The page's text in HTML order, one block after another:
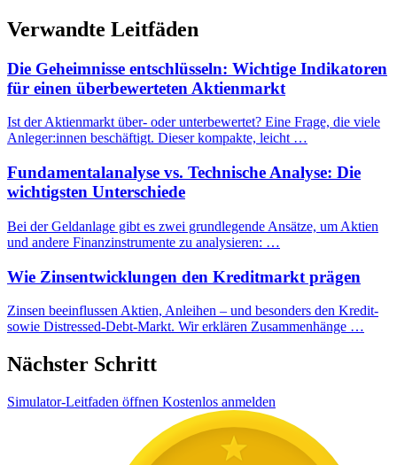
Verwandte Leitfäden
Die Geheimnisse entschlüsseln: Wichtige Indikatoren
für einen überbewerteten Aktienmarkt
Ist der Aktienmarkt über- oder unterbewertet? Eine Frage, die viele
Anleger:innen beschäftigt. Dieser kompakte, leicht …
Fundamentalanalyse vs. Technische Analyse: Die
wichtigsten Unterschiede
Bei der Geldanlage gibt es zwei grundlegende Ansätze, um Aktien
und andere Finanzinstrumente zu analysieren: …
Wie Zinsentwicklungen den Kreditmarkt prägen
Zinsen beeinflussen Aktien, Anleihen – und besonders den Kredit-
sowie Distressed-Debt-Markt. Wir erklären Zusammenhänge …
Nächster Schritt
Simulator-Leitfaden öffnen Kostenlos anmelden